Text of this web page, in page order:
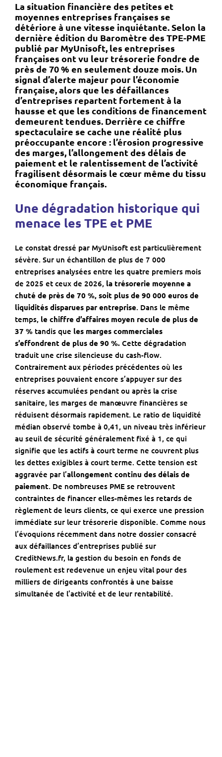
La situation financière des petites et
moyennes entreprises françaises se
détériore à une vitesse inquiétante. Selon la
dernière édition du Baromètre des TPE-PME
publié par MyUnisoft, les entreprises
françaises ont vu leur trésorerie fondre de
près de 70 % en seulement douze mois. Un
signal d’alerte majeur pour l’économie
française, alors que les défaillances
d’entreprises repartent fortement à la
hausse et que les conditions de financement
demeurent tendues. Derrière ce chiffre
spectaculaire se cache une réalité plus
préoccupante encore : l’érosion progressive
des marges, l’allongement des délais de
paiement et le ralentissement de l’activité
fragilisent désormais le cœur même du tissu
économique français.
Une dégradation historique qui
menace les TPE et PME
Le constat dressé par MyUnisoft est particulièrement
sévère. Sur un échantillon de plus de 7 000
entreprises analysées entre les quatre premiers mois
de 2025 et ceux de 2026, la trésorerie moyenne a
chuté de près de 70 %, soit plus de 90 000 euros de
liquidités disparues par entreprise. Dans le même
temps, le chiffre d’affaires moyen recule de plus de
37 % tandis que les marges commerciales
s’effondrent de plus de 90 %. Cette dégradation
traduit une crise silencieuse du cash-flow.
Contrairement aux périodes précédentes où les
entreprises pouvaient encore s’appuyer sur des
réserves accumulées pendant ou après la crise
sanitaire, les marges de manœuvre financières se
réduisent désormais rapidement. Le ratio de liquidité
médian observé tombe à 0,41, un niveau très inférieur
au seuil de sécurité généralement fixé à 1, ce qui
signifie que les actifs à court terme ne couvrent plus
les dettes exigibles à court terme. Cette tension est
aggravée par l’allongement continu des délais de
paiement. De nombreuses PME se retrouvent
contraintes de financer elles-mêmes les retards de
règlement de leurs clients, ce qui exerce une pression
immédiate sur leur trésorerie disponible. Comme nous
l’évoquions récemment dans notre dossier consacré
aux défaillances d’entreprises publié sur
CreditNews.fr, la gestion du besoin en fonds de
roulement est redevenue un enjeu vital pour des
milliers de dirigeants confrontés à une baisse
simultanée de l’activité et de leur rentabilité.